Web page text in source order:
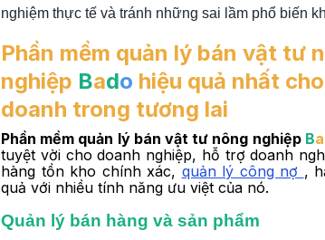
nghiệm thực tế và tránh những sai lầm phổ biến
Phần mềm quản lý bán vật tư
nghiệp Bado hiệu quả nhất
doanh trong tương lai
Phần mềm quản lý bán vật tư nông nghiệp Ba
tuyệt vời cho doanh nghiệp, hỗ trợ doanh
hàng tồn kho chính xác, quản lý công nợ ,
quả với nhiều tính năng ưu việt của nó.
Quản lý bán hàng và sản phẩm